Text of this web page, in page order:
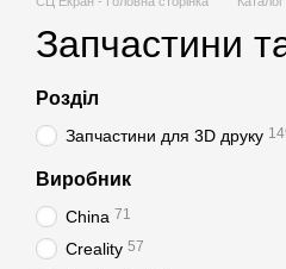
Запчастини
Розділ
Запчастини для 3D друку
Виробник
China 71
Creality 57